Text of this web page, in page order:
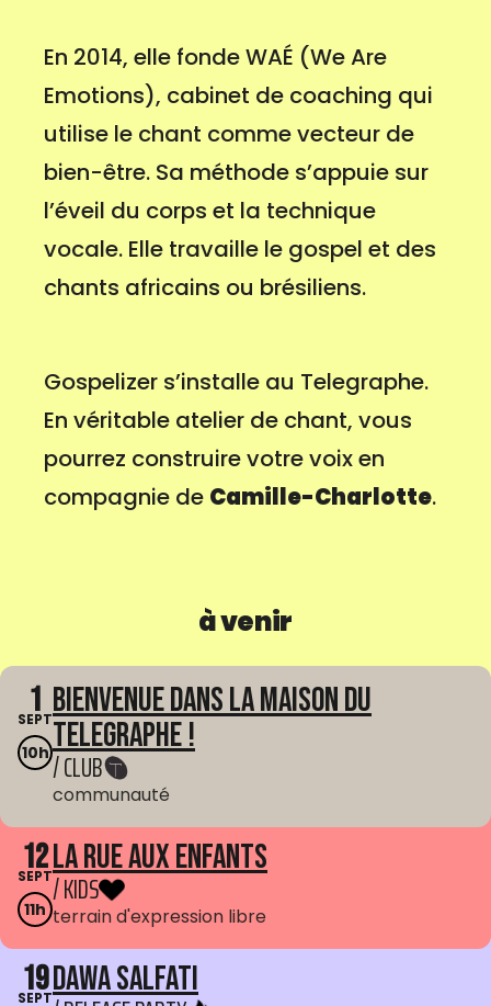
En 2014, elle fonde WAÉ (We Are
Emotions), cabinet de coaching qui
utilise le chant comme vecteur de
bien-être. Sa méthode s’appuie sur
l’éveil du corps et la technique
vocale. Elle travaille le gospel et des
chants africains ou brésiliens.
Gospelizer s’installe au Telegraphe.
En véritable atelier de chant, vous
pourrez construire votre voix en
compagnie de Camille-Charlotte.
à venir
1
SEPT
10h
Bienvenue dans La Maison du
Telegraphe !
/ CLUB
communauté
12
SEPT
11h
La Rue aux enfants
/ KIDS
terrain d'expression libre
19
SEPTDawa Salfati